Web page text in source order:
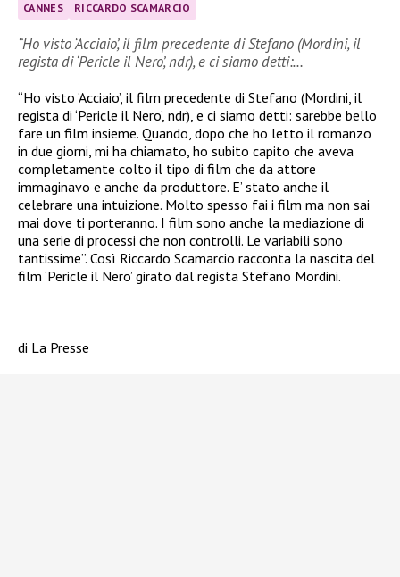
CANNES RICCARDO SCAMARCIO
“Ho visto ‘Acciaio’, il film precedente di Stefano (Mordini, il
regista di ‘Pericle il Nero’, ndr), e ci siamo detti:…
“Ho visto ‘Acciaio’, il film precedente di Stefano (Mordini, il
regista di ‘Pericle il Nero’, ndr), e ci siamo detti: sarebbe bello
fare un film insieme. Quando, dopo che ho letto il romanzo
in due giorni, mi ha chiamato, ho subito capito che aveva
completamente colto il tipo di film che da attore
immaginavo e anche da produttore. E’ stato anche il
celebrare una intuizione. Molto spesso fai i film ma non sai
mai dove ti porteranno. I film sono anche la mediazione di
una serie di processi che non controlli. Le variabili sono
tantissime”. Così Riccardo Scamarcio racconta la nascita del
film ‘Pericle il Nero’ girato dal regista Stefano Mordini.
di La Presse